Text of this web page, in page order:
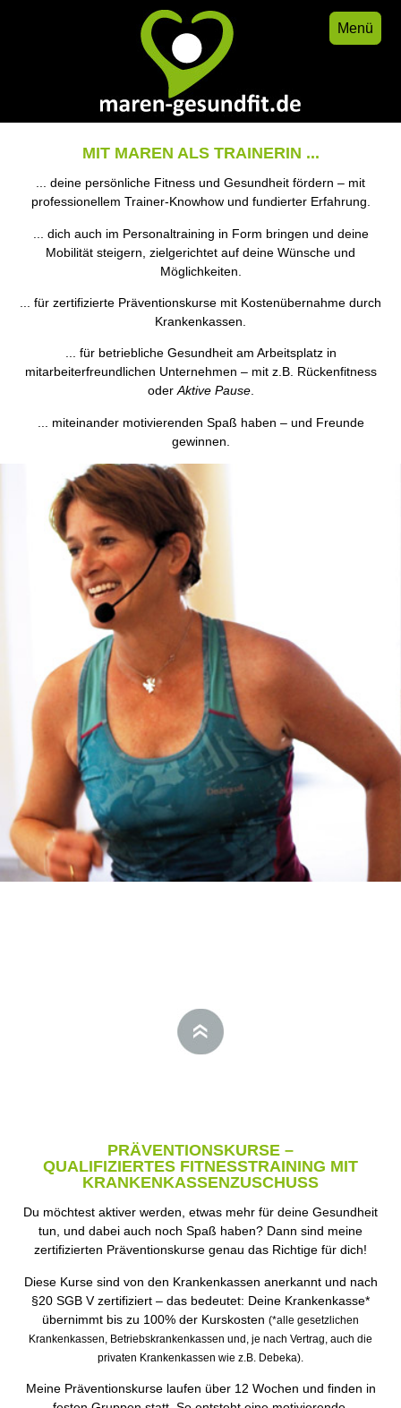
Menü
MIT MAREN ALS TRAINERIN ...
... deine persönliche Fitness und Gesundheit fördern – mit
professionellem Trainer-Knowhow und fundierter Erfahrung.
... dich auch im Personaltraining in Form bringen und deine
Mobilität steigern, zielgerichtet auf deine Wünsche und
Möglichkeiten.
... für zertifizierte Präventionskurse mit Kostenübernahme durch
Krankenkassen.
... für betriebliche Gesundheit am Arbeitsplatz in
mitarbeiterfreundlichen Unternehmen – mit z.B. Rückenfitness
oderAktive Pause.
... miteinander motivierenden Spaß haben – und Freunde
gewinnen.
PRÄVENTIONSKURSE –
QUALIFIZIERTES FITNESSTRAINING MIT
KRANKENKASSENZUSCHUSS
Du möchtest aktiver werden, etwas mehr für deine Gesundheit
tun, und dabei auch noch Spaß haben? Dann sind meine
zertifizierten Präventionskurse genau das Richtige für dich!
Diese Kurse sind von den Krankenkassen anerkannt und nach
§20 SGB V zertifiziert – das bedeutet: Deine Krankenkasse*
übernimmt bis zu 100% der Kurskosten (*alle gesetzlichen
Krankenkassen, Betriebskrankenkassen und, je nach Vertrag, auch die
privaten Krankenkassen wie z.B. Debeka).
Meine Präventionskurse laufen über 12 Wochen und finden in